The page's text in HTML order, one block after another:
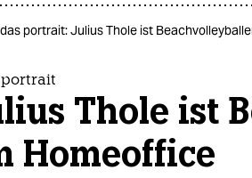
das portrait: Julius Thole ist
Thole ist
Homeoffice